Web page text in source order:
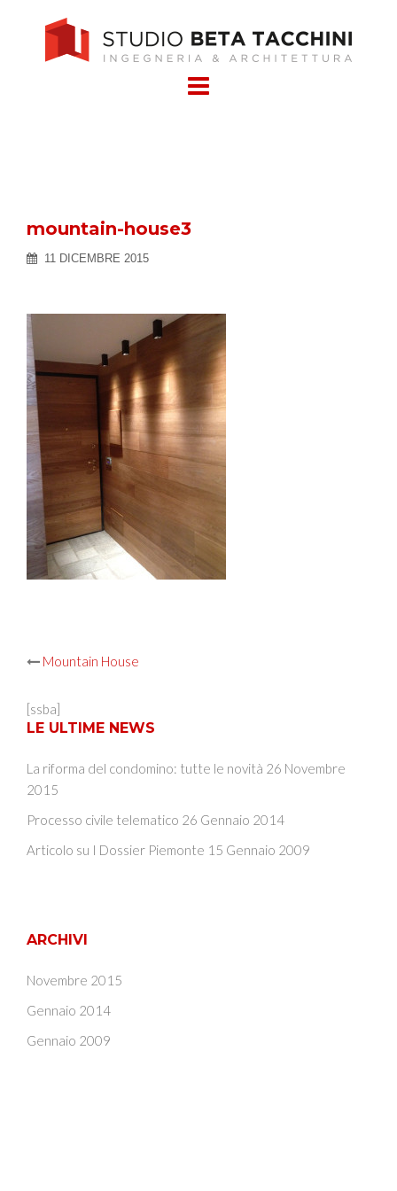
mountain-house3
11 DICEMBRE 2015
Post
navigation
Mountain House
[ssba]
LE ULTIME NEWS
La riforma del condomino: tutte le novità 26 Novembre
2015
Processo civile telematico 26 Gennaio 2014
Articolo su I Dossier Piemonte 15 Gennaio 2009
ARCHIVI
Novembre 2015
Gennaio 2014
Gennaio 2009